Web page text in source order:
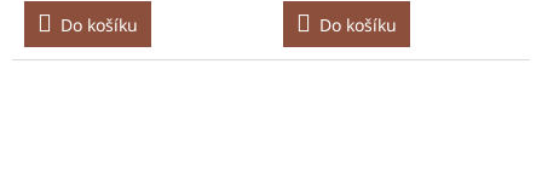
Do košíku Do košíku